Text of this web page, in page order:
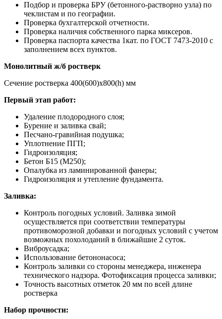
Подбор и проверка БРУ (бетонного-растворно узла) по
чеклистам и по географии.
Проверка бухгалтерской отчетности.
Проверка наличия собственного парка миксеров.
Проверка паспорта качества 1кат. по ГОСТ 7473-2010 с
заполнением всех пунктов.
Монолитный ж/б ростверк
Сечение ростверка 400(600)х800(h) мм
Первый этап работ:
Удаление плодородного слоя;
Бурение и заливка свай;
Песчано-гравийная подушка;
Уплотнение ПГП;
Гидроизоляция;
Бетон Б15 (М250);
Опалубка из ламинированной фанеры;
Гидроизоляция и утепление фундамента.
Заливка:
Контроль погодных условий. Заливка зимой
осуществляется при соответствии температуры
противоморозной добавки и погодных условий с учетом
возможных похолоданий в ближайшие 2 суток.
Виброусадка;
Использование бетононасоса;
Контроль заливки со стороны менеджера, инженера
технического надзора. Фотофиксация процесса заливки;
Точность высотных отметок 20 мм по всей длине
ростверка
Набор прочности: